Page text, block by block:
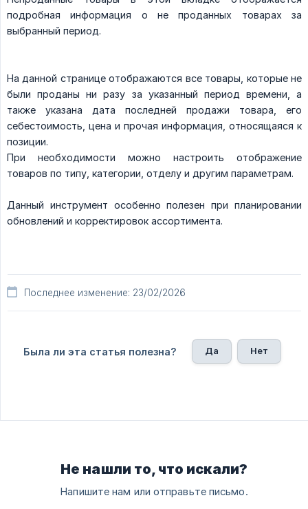
подробная информация о не проданных товарах за
выбранный период.
На данной странице отображаются все товары, которые не
были проданы ни разу за указанный период времени, а
также указана дата последней продажи товара, его
себестоимость, цена и прочая информация, относящаяся к
позиции.
При необходимости можно настроить отображение
товаров по типу, категории, отделу и другим параметрам.
Данный инструмент особенно полезен при планировании
обновлений и корректировок ассортимента.
Последнее изменение: 23/02/2026
Была ли эта статья полезна? Да Нет
Не нашли то, что искали?
Напишите нам или отправьте письмо.